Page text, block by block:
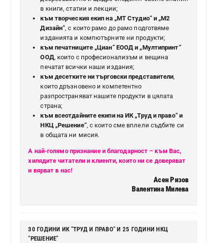
в книги, статии и лекции;
към творческия екип на „МТ Студио“ и „М2
Дизайн“ , с които рамо до рамо подготвяме
изданията и компютърните ни продукти;
към печатниците „Циан“ ЕООД и „Мултипринт“
ООД, които с професионализъм и вещина
печатат всички наши издания;
към десетките ни търговски представители
които дръзновено и компетентно
разпространяват нашите продукти в цялата
страна;
към всеотдайните екипи на ИК „Труд и право“ и
НКЦ „Решение“, с които сме вплели съдбите си
в общата ни мисия.
А най-голямо признание и благодарност – към Вас,
хилядите читатели и клиенти, които ни се доверяват
и вярват в нас!
Асен Ризов
Валентина Милева
30 ГОДИНИ ИК "ТРУД И ПРАВО" И 25 ГОДИНИ НКЦ
"РЕШЕНИЕ"